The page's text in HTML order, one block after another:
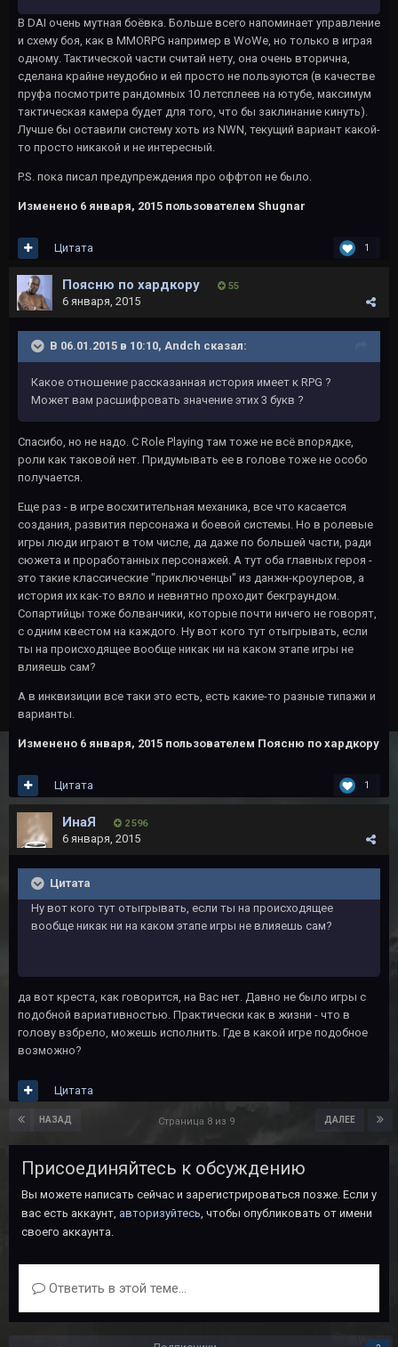
В DAI очень мутная боёвка. Больше всего напоминает управление
и схему боя, как в MMORPG например в WoWе, но только в играя
одному. Тактической части считай нету, она очень вторична,
сделана крайне неудобно и ей просто не пользуются (в качестве
пруфа посмотрите рандомных 10 летсплеев на ютубе, максимум
тактическая камера будет для того, что бы заклинание кинуть).
Лучше бы оставили систему хоть из NWN, текущий вариант какой-
то просто никакой и не интересный.
P.S. пока писал предупреждения про оффтоп не было.
Изменено 6 января, 2015 пользователем Shugnar
1
Цитата
Поясню по хардкору 55
6 января, 2015
В 06.01.2015 в 10:10, Andch сказал:
Какое отношение рассказанная история имеет к RPG ?
Может вам расшифровать значение этих 3 букв ?
Спасибо, но не надо. С Role Playing там тоже не всё впорядке,
роли как таковой нет. Придумывать ее в голове тоже не особо
получается.
Еще раз - в игре восхитительная механика, все что касается
создания, развития персонажа и боевой системы. Но в ролевые
игры люди играют в том числе, да даже по большей части, ради
сюжета и проработанных персонажей. А тут оба главных героя -
это такие классические "приключенцы" из данжн-кроулеров, а
история их как-то вяло и невнятно проходит бекграундом.
Сопартийцы тоже болванчики, которые почти ничего не говорят,
с одним квестом на каждого. Ну вот кого тут отыгрывать, если
ты на происходящее вообще никак ни на каком этапе игры не
влияешь сам?
А в инквизиции все таки это есть, есть какие-то разные типажи и
варианты.
Изменено 6 января, 2015 пользователем Поясню по хардкору
1
Цитата
ИнаЯ 2 596
6 января, 2015
Цитата
Ну вот кого тут отыгрывать, если ты на происходящее
вообще никак ни на каком этапе игры не влияешь сам?
да вот креста, как говорится, на Вас нет. Давно не было игры с
подобной вариативностью. Практически как в жизни - что в
голову взбрело, можешь исполнить. Где в какой игре подобное
возможно?
Цитата
НАЗАД ДАЛЕЕ
Страница 8 из 9
Присоединяйтесь к обсуждению
Вы можете написать сейчас и зарегистрироваться позже. Если у
вас есть аккаунт, авторизуйтесь, чтобы опубликовать от имени
своего аккаунта.
Ответить в этой теме...